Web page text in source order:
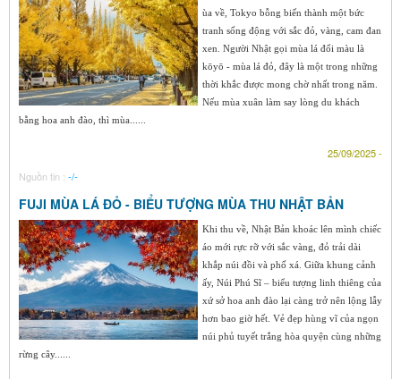
ùa về, Tokyo bỗng biến thành một bức
tranh sống động với sắc đỏ, vàng, cam đan
xen. Người Nhật gọi mùa lá đổi màu là
kōyō - mùa lá đỏ, đây là một trong những
thời khắc được mong chờ nhất trong năm.
Nếu mùa xuân làm say lòng du khách
bằng hoa anh đào, thì mùa......
25/09/2025 -
Nguồn tin : -/-
FUJI MÙA LÁ ĐỎ - BIỂU TƯỢNG MÙA THU NHẬT BẢN
Khi thu về, Nhật Bản khoác lên mình chiếc
áo mới rực rỡ với sắc vàng, đỏ trải dài
khắp núi đồi và phố xá. Giữa khung cảnh
ấy, Núi Phú Sĩ – biểu tượng linh thiêng của
xứ sở hoa anh đào lại càng trở nên lộng lẫy
hơn bao giờ hết. Vẻ đẹp hùng vĩ của ngọn
núi phủ tuyết trắng hòa quyện cùng những
rừng cây......